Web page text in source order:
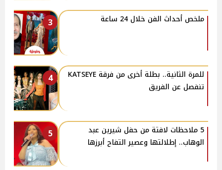
3 ملخص أحداث الفن خلال 24 ساعة
4
للمرة الثانية.. بطلة أخرى من فرقة KATSEYE
تنفصل عن الفريق
5
5 ملاحظات لافتة من حفل شيرين عبد
الوهاب.. إطلالتها وعصير التفاح أبرزها